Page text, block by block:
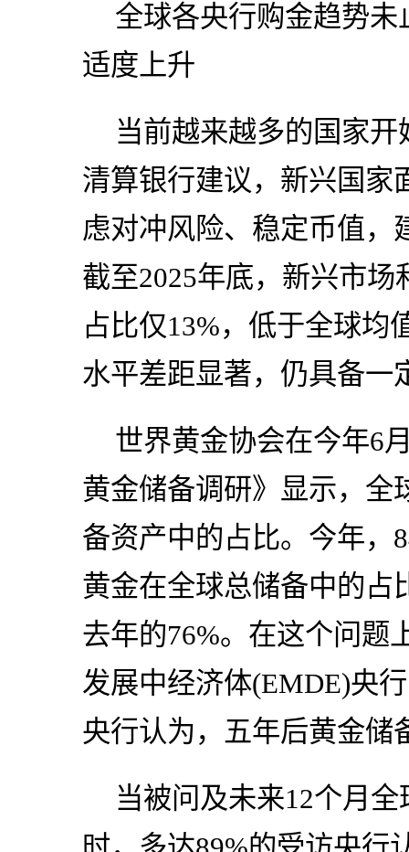
全球各央行购金趋势
适度上升
当前越来越多的国家
清算银行建议，新兴国家
虑对冲风险、稳定币值，
截至2025年底，新兴市
占比仅13%，低于全球均
水平差距显著，仍具备一
世界黄金协会在今年6
黄金储备调研》显示，全
备资产中的占比。今年，
黄金在全球总储备中的占
去年的76%。在这个问题
发展中经济体(EMDE)央
央行认为，五年后黄金储
当被问及未来12个月